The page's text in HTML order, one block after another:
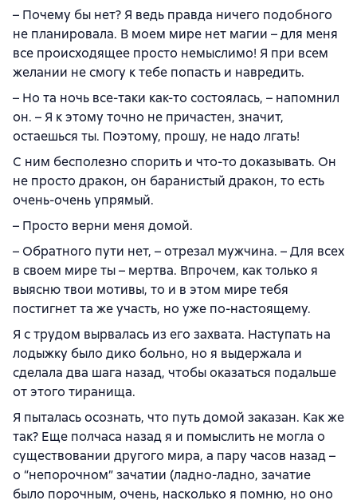
– Почему бы нет? Я ведь правда ничего подобного
не планировала. В моем мире нет магии – для меня
все происходящее просто немыслимо! Я при всем
желании не смогу к тебе попасть и навредить.
– Но та ночь все-таки как-то состоялась, – напомнил
он. – Я к этому точно не причастен, значит,
остаешься ты. Поэтому, прошу, не надо лгать!
С ним бесполезно спорить и что-то доказывать. Он
не просто дракон, он баранистый дракон, то есть
очень-очень упрямый.
– Просто верни меня домой.
– Обратного пути нет, – отрезал мужчина. – Для всех
в своем мире ты – мертва. Впрочем, как только я
выясню твои мотивы, то и в этом мире тебя
постигнет та же участь, но уже по-настоящему.
Я с трудом вырвалась из его захвата. Наступать на
лодыжку было дико больно, но я выдержала и
сделала два шага назад, чтобы оказаться подальше
от этого тиранища.
Я пыталась осознать, что путь домой заказан. Как же
так? Еще полчаса назад я и помыслить не могла о
существовании другого мира, а пару часов назад –
о “непорочном” зачатии (ладно-ладно, зачатие
было порочным, очень, насколько я помню, но оно